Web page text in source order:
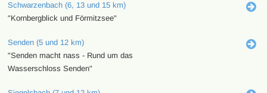
Schwarzenbach (6, 13 und 15 km)
"Kornbergblick und Förmitzsee"
Senden (5 und 12 km)
"Senden macht nass - Rund um das
Wasserschloss Senden"